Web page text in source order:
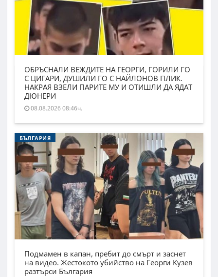
ОБРЪСНАЛИ ВЕЖДИТЕ НА ГЕОРГИ, ГОРИЛИ ГО
С ЦИГАРИ, ДУШИЛИ ГО С НАЙЛОНОВ ПЛИК.
НАКРАЯ ВЗЕЛИ ПАРИТЕ МУ И ОТИШЛИ ДА ЯДАТ
ДЮНЕРИ
08.08.2026 08:46ч.
БЪЛГАРИЯ
Подмамен в капан, пребит до смърт и заснет
на видео. Жестокото убийство на Георги Кузев
разтърси България